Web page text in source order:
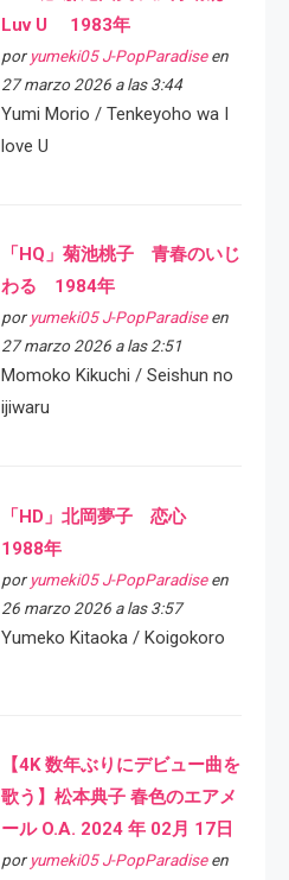
Luv U 1983年
por yumeki05 J-PopParadiseen
27 marzo 2026 a las 3:44
Yumi Morio / Tenkeyoho wa I
love U
「HQ」菊池桃子 青春のいじ
わる 1984年
por yumeki05 J-PopParadiseen
27 marzo 2026 a las 2:51
Momoko Kikuchi / Seishun no
ijiwaru
「HD」北岡夢子 恋心
1988年
por yumeki05 J-PopParadiseen
26 marzo 2026 a las 3:57
Yumeko Kitaoka / Koigokoro
【4K 数年ぶりにデビュー曲を
歌う】松本典子 春色のエアメ
ール O.A. 2024 年 02月 17日
por yumeki05 J-PopParadiseen